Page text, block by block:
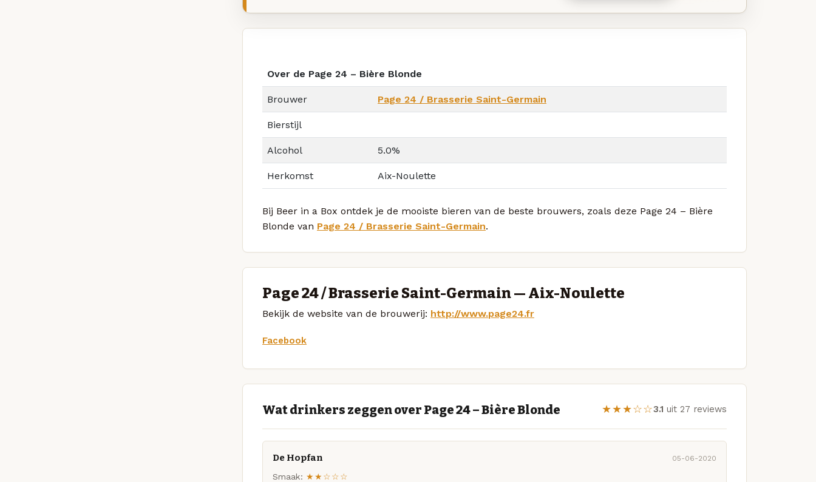
Over de Page 24 – Bière Blonde
Brouwer Page 24 / Brasserie Saint-Germain
Bierstijl
Alcohol 5.0%
Herkomst Aix-Noulette
Bij Beer in a Box ontdek je de mooiste bieren van de beste brouwers, zoals deze Page 24 – Bière
Blonde van Page 24 / Brasserie Saint-Germain.
Page 24 / Brasserie Saint-Germain — Aix-Noulette
Bekijk de website van de brouwerij: http://www.page24.fr
Facebook
Wat drinkers zeggen over Page 24 – Bière Blonde ★★★☆☆3.1 uit 27 reviews
De Hopfan 05-06-2020
Smaak: ★★☆☆☆